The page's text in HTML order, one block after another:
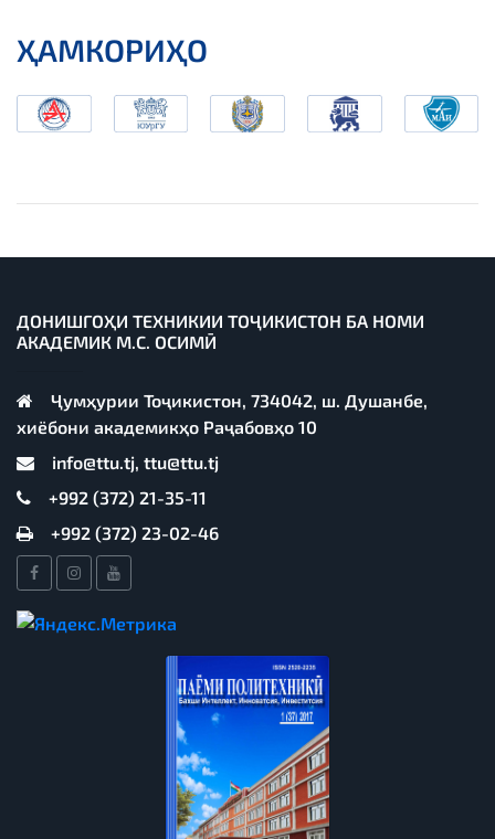
ҲАМКОРИҲО
ДОНИШГОҲИ ТЕХНИКИИ ТОҶИКИСТОН БА НОМИ
АКАДЕМИК М.С. ОСИМӢ
Ҷумҳурии Тоҷикистон, 734042, ш. Душанбе,
хиёбони академикҳо Раҷабовҳо 10
info@ttu.tj, ttu@ttu.tj
+992 (372) 21-35-11
+992 (372) 23-02-46